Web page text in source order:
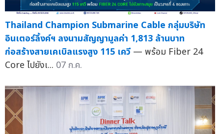
Thailand Champion Submarine Cable กลุ่มบริษัท
อินเตอร์ลิ้งค์ฯ ลงนามสัญญามูลค่า 1,813 ล้านบาท
ก่อสร้างสายเคเบิลแรงสูง 115 เควี — พร้อม Fiber 24
Core ไปยังเ... 07 ก.ค.